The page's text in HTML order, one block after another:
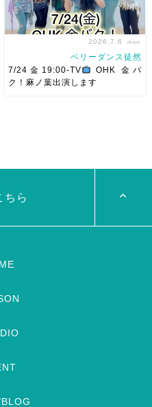
ました
どんなふうに紹介され
ていただけるそう […]
2026.7.6 mon.
ベリーダンス徒然
7/24金19:00-TV
OHK 金バ
ク！麻ノ葉出演します
ちら